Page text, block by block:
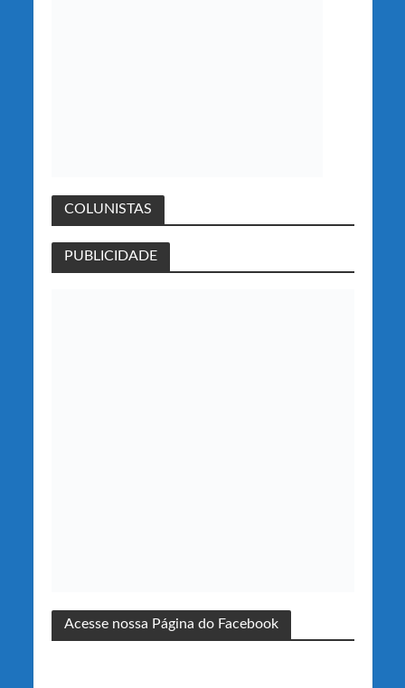
COLUNISTAS
PUBLICIDADE
Acesse nossa Página do Facebook